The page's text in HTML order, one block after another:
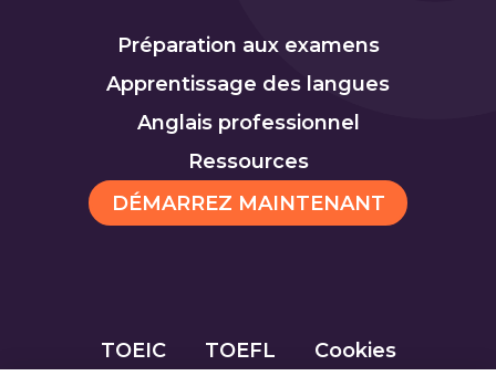
Préparation aux examens
Apprentissage des langues
Anglais professionnel
Ressources
DÉMARREZ MAINTENANT
TOEIC TOEFL Cookies